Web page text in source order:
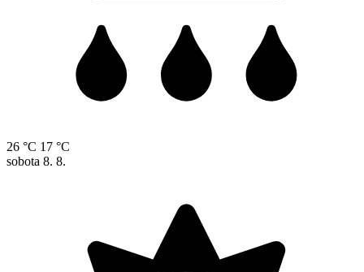
26 °C 17 °C
sobota 8. 8.